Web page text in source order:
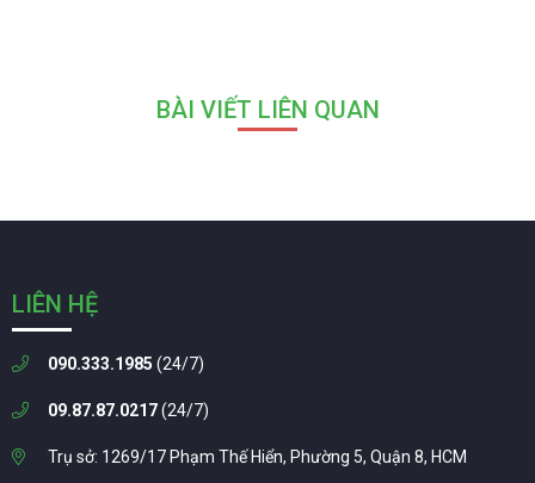
BÀI VIẾT LIÊN QUAN
LIÊN HỆ
090.333.1985 (24/7)
09.87.87.0217(24/7)
Trụ sở: 1269/17 Phạm Thế Hiển, Phường 5, Quận 8, HCM